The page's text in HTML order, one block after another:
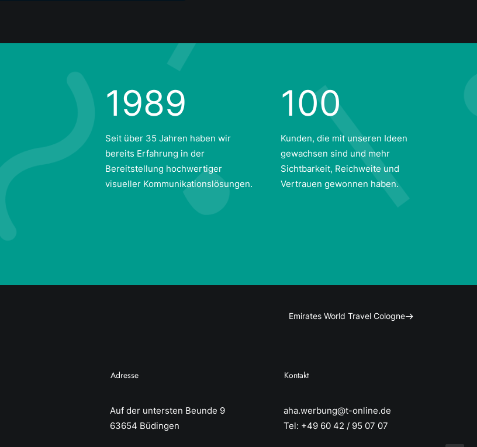
1989
Seit über 35 Jahren haben wir
bereits Erfahrung in der
Bereitstellung hochwertiger
visueller Kommunikationslösungen.
100
Kunden, die mit unseren Ideen
gewachsen sind und mehr
Sichtbarkeit, Reichweite und
Vertrauen gewonnen haben.
Emirates World Travel Cologne
Adresse
Auf der untersten Beunde 9
63654 Büdingen
Kontakt
aha.werbung@t-online.de
Tel: +49 60 42 / 95 07 07